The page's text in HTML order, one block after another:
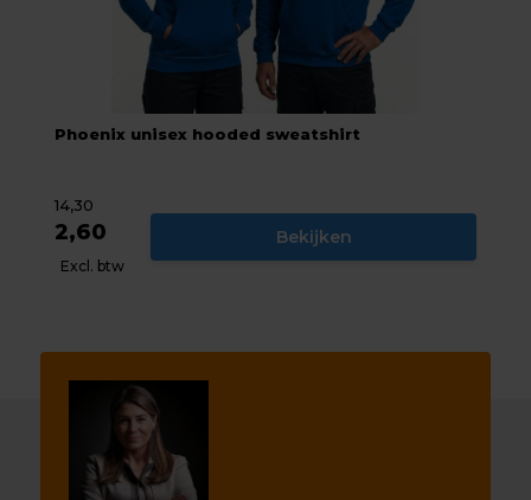
Phoenix unisex hooded sweatshirt
14,30
2,60
Excl. btw
Bekijken